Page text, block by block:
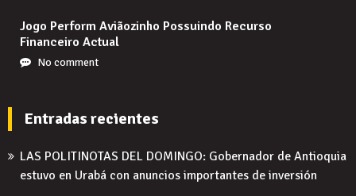
Jogo Perform Aviãozinho Possuindo Recurso
Financeiro Actual
No comment
Entradas recientes
LAS POLITINOTAS DEL DOMINGO: Gobernador de Antioquia
estuvo en Urabá con anuncios importantes de inversión